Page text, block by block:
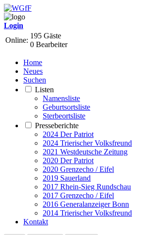
Login
Online:
195 Gäste
0 Bearbeiter
Home
Neues
Suchen
Listen
Namensliste
Geburtsortsliste
Sterbeortsliste
Presseberichte
2024 Der Patriot
2024 Trierischer Volksfreund
2021 Westdeutsche Zeitung
2020 Der Patriot
2020 Grenzecho / Eifel
2019 Sauerland
2017 Rhein-Sieg Rundschau
2017 Grenzecho / Eifel
2016 Generalanzeiger Bonn
2014 Trierischer Volksfreund
Kontakt